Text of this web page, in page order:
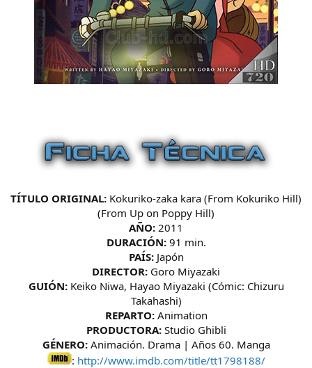
TÍTULO ORIGINAL: Kokuriko-zaka kara (From Kokuriko Hill)
(From Up on Poppy Hill)
AÑO: 2011
DURACIÓN:91 min.
PAÍS:Japón
DIRECTOR: Goro Miyazaki
GUIÓN:Keiko Niwa, Hayao Miyazaki (Cómic: Chizuru
Takahashi)
REPARTO:Animation
PRODUCTORA:Studio Ghibli
GÉNERO:Animación. Drama | Años 60. Manga
: http://www.imdb.com/title/tt1798188/